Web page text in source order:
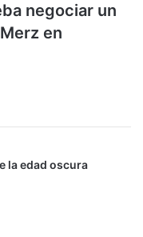
negociar un
en
la edad oscura